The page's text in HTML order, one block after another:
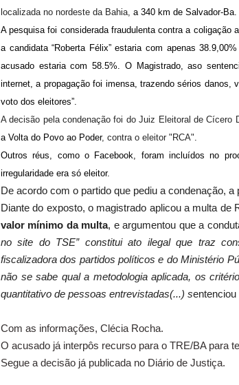
localizada no nordeste da Bahia, a 340 km de Salvador-Ba.
A pesquisa foi considerada fraudulenta contra a coligação
a candidata “Roberta Félix” estaria com apenas
acusado estaria com 58.5%. O Magistrado, aso
internet, a propagação foi imensa, trazendo sérios
voto dos eleitores”.
A decisão pela condenação foi do Juiz Eleitoral de Cícero
a Volta do Povo ao Poder, contra o eleitor "RCA"
Outros réus, como o Facebook, foram incluídos no
irregularidade era só eleitor.
De acordo com o partido que pediu a condenação, a
Diante do exposto, o magistrado aplicou a multa
valor mínimo da multa, e argumentou que a
no site do TSE” constitui ato ilegal que traz
fiscalizadora dos partidos políticos e do Ministério
não se sabe qual a metodologia aplicada, os
quantitativo de pessoas entrevistadas(...) sentenciou
Com as informações, Clécia Rocha.
O acusado já interpôs recurso para o TRE/BA para
Segue a decisão já publicada no Diário de Justiça.